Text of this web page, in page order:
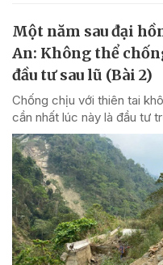
Một năm sau đại
An: Không thể
đầu tư sau lũ (Bài 2)
Chống chịu với thiên tai
cần nhất lúc này là đầu tư